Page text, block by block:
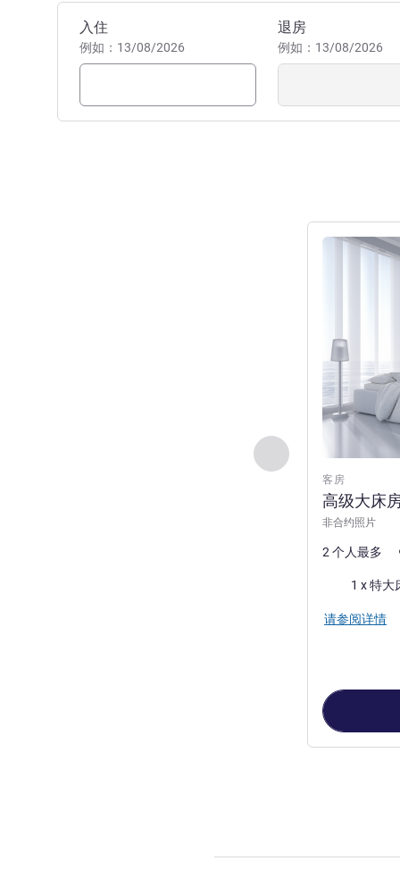
预订此酒店
入住
例如：13/08/2026
退房
例如：13/08/2026
上一个 - 客房
客房
高级大床
非合约照片
请参阅详情
2 个人最多
床上用品1 x 特大
请参阅详情